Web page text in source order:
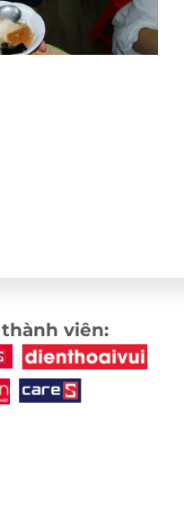
viên: